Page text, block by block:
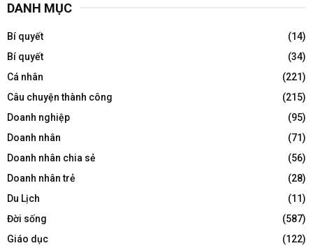
DANH MỤC
Bí quyết
(14)
Bí quyết
(34)
Cá nhân
(221)
Câu chuyện thành công
(215)
Doanh nghiệp
(95)
Doanh nhân
(71)
Doanh nhân chia sẻ
(56)
Doanh nhân trẻ
(28)
Du Lịch
(11)
Đời sống
(587)
Giáo dục
(122)